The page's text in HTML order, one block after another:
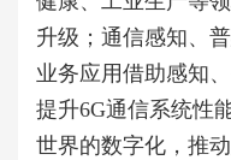
升级；通信感知、
业务应用借助感知
提升6G通信系统性
世界的数字化，推